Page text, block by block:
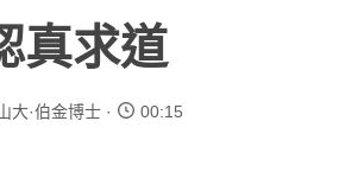
真求道
大·伯金博士 00:15